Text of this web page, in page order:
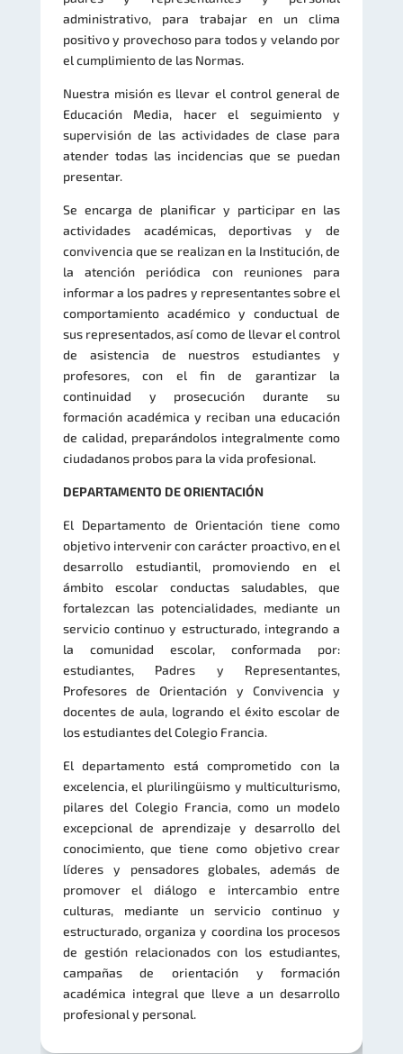
administrativo, para trabajar en un clima
positivo y provechoso para todos y velando por
el cumplimiento de las Normas.
Nuestra misión es llevar el control general de
Educación Media, hacer el seguimiento y
supervisión de las actividades de clase para
atender todas las incidencias que se puedan
presentar.
Se encarga de planificar y participar en las
actividades académicas, deportivas y de
convivencia que se realizan en la Institución, de
la atención periódica con reuniones para
informar a los padres y representantes sobre el
comportamiento académico y conductual de
sus representados, así como de llevar el control
de asistencia de nuestros estudiantes y
profesores, con el fin de garantizar la
continuidad y prosecución durante su
formación académica y reciban una educación
de calidad, preparándolos integralmente como
ciudadanos probos para la vida profesional.
DEPARTAMENTO DE ORIENTACIÓN
El Departamento de Orientación tiene como
objetivo intervenir con carácter proactivo, en el
desarrollo estudiantil, promoviendo en el
ámbito escolar conductas saludables, que
fortalezcan las potencialidades, mediante un
servicio continuo y estructurado, integrando a
la comunidad escolar, conformada por:
estudiantes, Padres y Representantes,
Profesores de Orientación y Convivencia y
docentes de aula, logrando el éxito escolar de
los estudiantes del Colegio Francia.
El departamento está comprometido con la
excelencia, el plurilingüismo y multiculturismo,
pilares del Colegio Francia, como un modelo
excepcional de aprendizaje y desarrollo del
conocimiento, que tiene como objetivo crear
líderes y pensadores globales, además de
promover el diálogo e intercambio entre
culturas, mediante un servicio continuo y
estructurado, organiza y coordina los procesos
de gestión relacionados con los estudiantes,
campañas de orientación y formación
académica integral que lleve a un desarrollo
profesional y personal.